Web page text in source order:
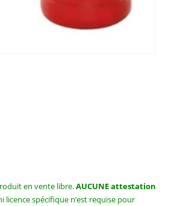
en vente libre.AUCUNE attestation
licence spécifique n’est requise pour